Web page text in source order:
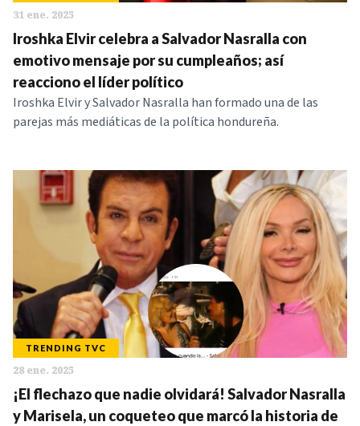
31 ene. 2025
Iroshka Elvir celebra a Salvador Nasralla con
emotivo mensaje por su cumpleaños; así
reacciono el líder político
Iroshka Elvir y Salvador Nasralla han formado una de las
parejas más mediáticas de la política hondureña.
TRENDING TVC
28 ene. 2025
¡El flechazo que nadie olvidará! Salvador Nasralla
y Marisela, un coqueteo que marcó la historia de